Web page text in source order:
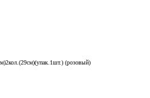
(розовый)